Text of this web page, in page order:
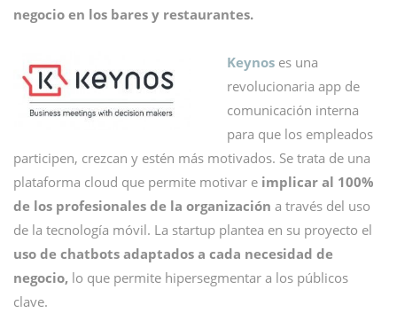
negocio en los bares y restaurantes.
Keynos es una
revolucionaria app de
comunicación interna
para que los empleados
participen, crezcan y estén más motivados. Se trata de una
plataforma cloud que permite motivar e implicar al 100%
de los profesionales de la organización a través del uso
de la tecnología móvil. La startup plantea en su proyecto el
uso de chatbots adaptados a cada necesidad de
negocio, lo que permite hipersegmentar a los públicos
clave.